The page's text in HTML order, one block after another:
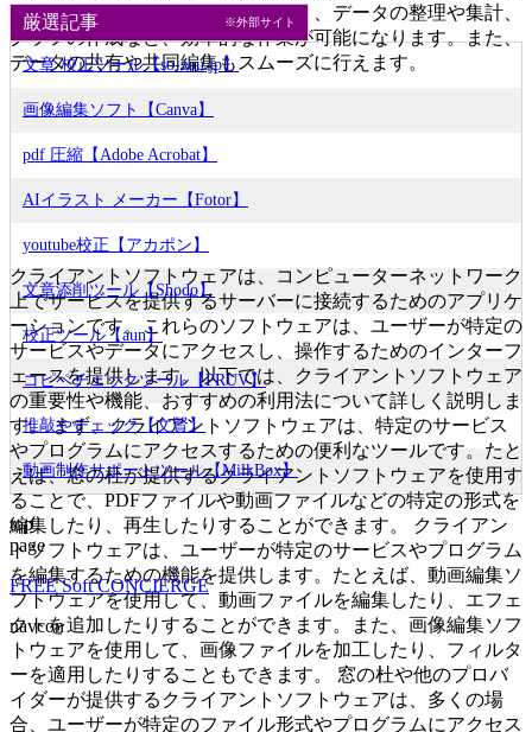
析することができます。これにより、データの整理や集計、
グラフの作成など、効率的な作業が可能になります。また、
データの共有や共同編集もスムーズに行えます。
クライアントソフトウェアは、コンピューターネットワーク
上でサービスを提供するサーバーに接続するためのアプリケ
ーションです。これらのソフトウェアは、ユーザーが特定の
サービスやデータにアクセスし、操作するためのインターフ
ェースを提供します。以下では、クライアントソフトウェア
の重要性や機能、おすすめの利用法について詳しく説明しま
す。 まず、クライアントソフトウェアは、特定のサービス
やプログラムにアクセスするための便利なツールです。たと
えば、窓の杜が提供するクライアントソフトウェアを使用す
ることで、PDFファイルや動画ファイルなどの特定の形式を
編集したり、再生したりすることができます。 クライアン
トソフトウェアは、ユーザーが特定のサービスやプログラム
を編集するための機能を提供します。たとえば、動画編集ソ
フトウェアを使用して、動画ファイルを編集したり、エフェ
クトを追加したりすることができます。また、画像編集ソフ
トウェアを使用して、画像ファイルを加工したり、フィルタ
ーを適用したりすることもできます。 窓の杜や他のプロバ
イダーが提供するクライアントソフトウェアは、多くの場
合、ユーザーが特定のファイル形式やプログラムにアクセス
厳選記事 ※外部サイト
文章 校正ツール【so-zou.jp】
画像編集ソフト【Canva】
pdf 圧縮【Adobe Acrobat】
AIイラスト メーカー【Fotor】
youtube校正【アカポン】
文章添削ツール【Shodo】
校正ツール【aun】
コピペチェックツール【PRUV】
推敲やチェック【文賢】
動画制作サポートツール【MilkBox】
top
page
FREE Soft CONCIERGE
navcon